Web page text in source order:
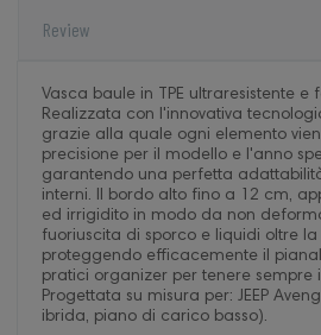
Review
Vasca baule in TPE ultraresistente e
Realizzata con l'innovativa
grazie alla quale ogni elemento
precisione per il modello e l'anno
garantendo una perfetta
interni. Il bordo alto fino a 12 cm,
ed irrigidito in modo da non
fuoriuscita di sporco e liquidi oltre la
proteggendo efficacemente il
pratici organizer per tenere sempre
Progettata su misura per: JEEP
ibrida, piano di carico basso).